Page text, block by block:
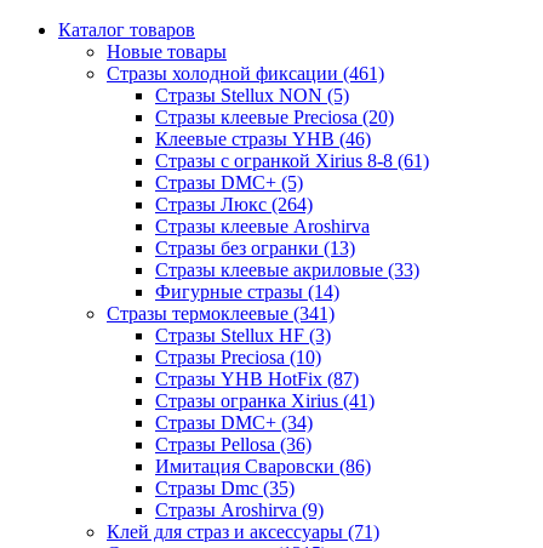
Каталог товаров
Новые товары
Стразы холодной фиксации (461)
Стразы Stellux NON (5)
Стразы клеевые Preciosa (20)
Клеевые стразы YHB (46)
Стразы с огранкой Xirius 8-8 (61)
Стразы DMC+ (5)
Стразы Люкс (264)
Стразы клеевые Aroshirva
Стразы без огранки (13)
Стразы клеевые акриловые (33)
Фигурные стразы (14)
Стразы термоклеевые (341)
Стразы Stellux HF (3)
Стразы Preciosa (10)
Стразы YHB HotFix (87)
Стразы огранка Xirius (41)
Стразы DMC+ (34)
Стразы Pellosa (36)
Имитация Сваровски (86)
Стразы Dmc (35)
Стразы Aroshirva (9)
Клей для страз и аксессуары (71)